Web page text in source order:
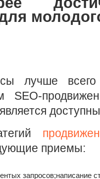
лучше
SEO-
приемы:
запросов;написание